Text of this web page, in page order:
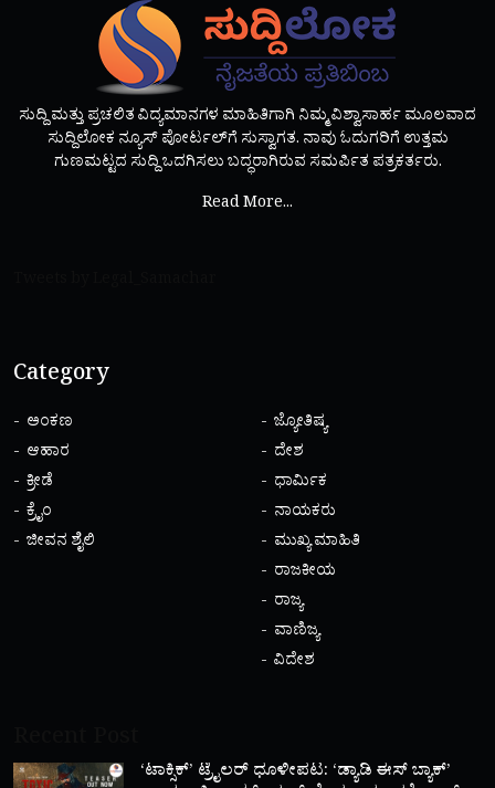
ಸುದ್ದಿ ಮತ್ತು ಪ್ರಚಲಿತ ವಿದ್ಯಮಾನಗಳ ಮಾಹಿತಿಗಾಗಿ ನಿಮ್ಮ ವಿಶ್ವಾಸಾರ್ಹ ಮೂಲವಾದ
ಸುದ್ದಿಲೋಕ ನ್ಯೂಸ್ ಪೋರ್ಟಲ್‌ಗೆ ಸುಸ್ವಾಗತ. ನಾವು ಓದುಗರಿಗೆ ಉತ್ತಮ
ಗುಣಮಟ್ಟದ ಸುದ್ದಿ ಒದಗಿಸಲು ಬದ್ಧರಾಗಿರುವ ಸಮರ್ಪಿತ ಪತ್ರಕರ್ತರು.
Read More...
Category
ಅಂಕಣ
ಆಹಾರ
ಕ್ರೀಡೆ
ಕ್ರೈಂ
ಜೀವನ ಶೈಲಿ
ಜ್ಯೋತಿಷ್ಯ
ದೇಶ
ಧಾರ್ಮಿಕ
ನಾಯಕರು
ಮುಖ್ಯ ಮಾಹಿತಿ
ರಾಜಕೀಯ
ರಾಜ್ಯ
ವಾಣಿಜ್ಯ
ವಿದೇಶ
‘ಟಾಕ್ಸಿಕ್’ ಟ್ರೈಲರ್ ಧೂಳೀಪಟ: ‘ಡ್ಯಾಡಿ ಈಸ್ ಬ್ಯಾಕ್’